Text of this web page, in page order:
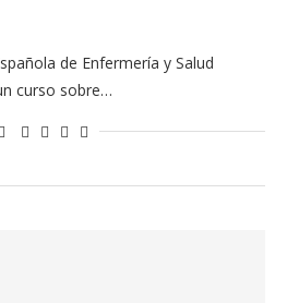
de Enfermería y Salud
curso sobre…